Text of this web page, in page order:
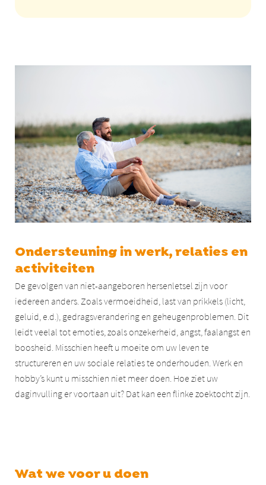
Ondersteuning in werk, relaties en
activiteiten
De gevolgen van niet-aangeboren hersenletsel zijn voor
iedereen anders. Zoals vermoeidheid, last van prikkels (licht,
geluid, e.d.), gedragsverandering en geheugenproblemen. Dit
leidt veelal tot emoties, zoals onzekerheid, angst, faalangst en
boosheid. Misschien heeft u moeite om uw leven te
structureren en uw sociale relaties te onderhouden. Werk en
hobby’s kunt u misschien niet meer doen. Hoe ziet uw
daginvulling er voortaan uit? Dat kan een flinke zoektocht zijn.
Wat we voor u doen